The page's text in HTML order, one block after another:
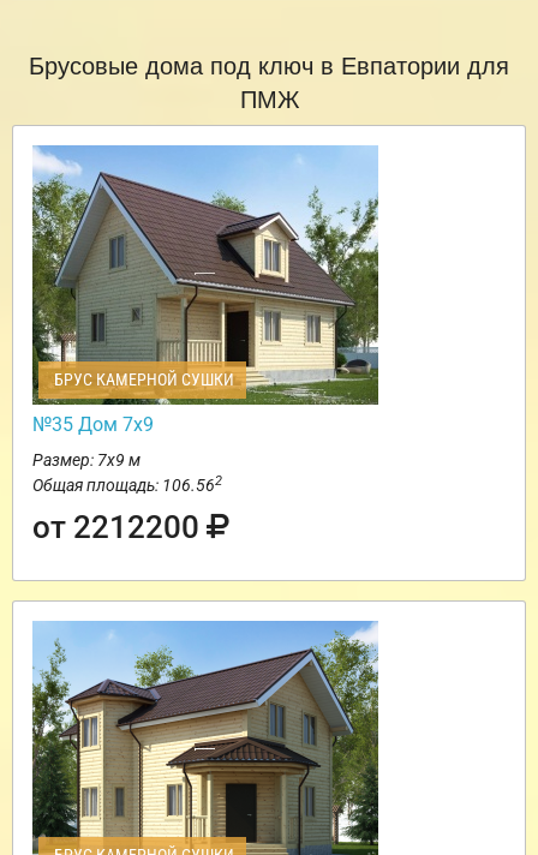
Брусовые дома под ключ в Евпатории для
ПМЖ
БРУС КАМЕРНОЙ СУШКИ
№35 Дом 7х9
Размер: 7х9 м
Общая площадь: 106.562
от 2212200